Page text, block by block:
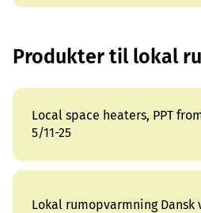
Produkter til lokal
Local space heaters, PPT
5/11-25
Lokal rumopvarmning Dansk